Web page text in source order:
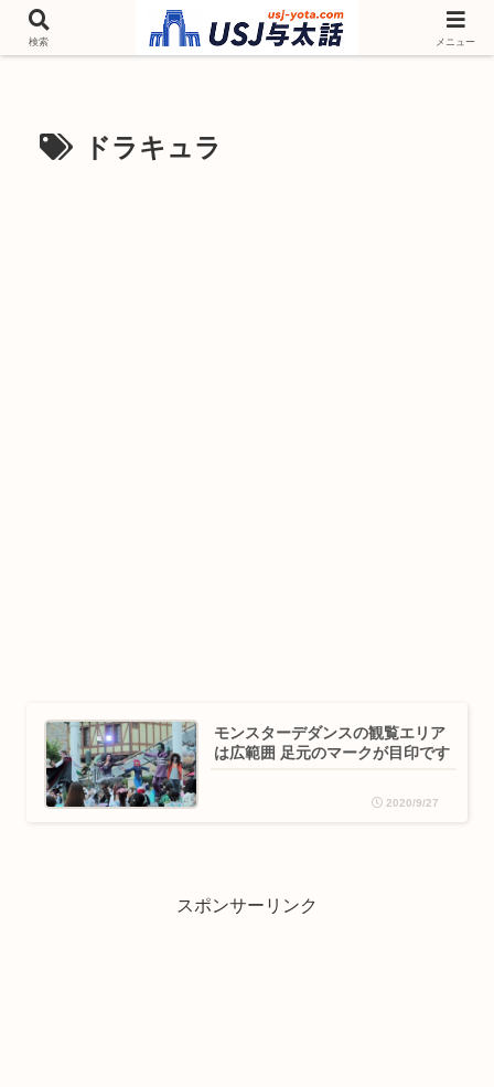
チケットやシーズンイベント ニンテンドーワールド アトラクションなどユニ
バを歩いて情報収集しています
ドラキュラ
モンスターデダンスの観覧エリア
は広範囲 足元のマークが目印です
2020/9/27
スポンサーリンク
検索 メニュー